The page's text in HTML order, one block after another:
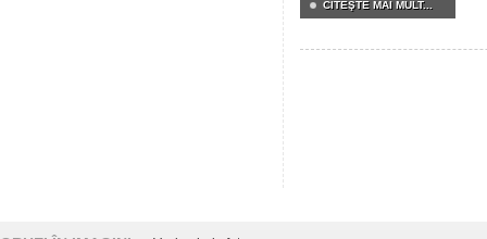
CITEŞTE MAI MULT...